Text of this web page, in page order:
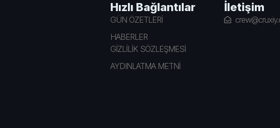
Hızlı Bağlantılar
GÜN ÖZETLERİ
HABERLER
GİZLİLİK SÖZLEŞMESİ
AYDINLATMA METNİ
İletişim